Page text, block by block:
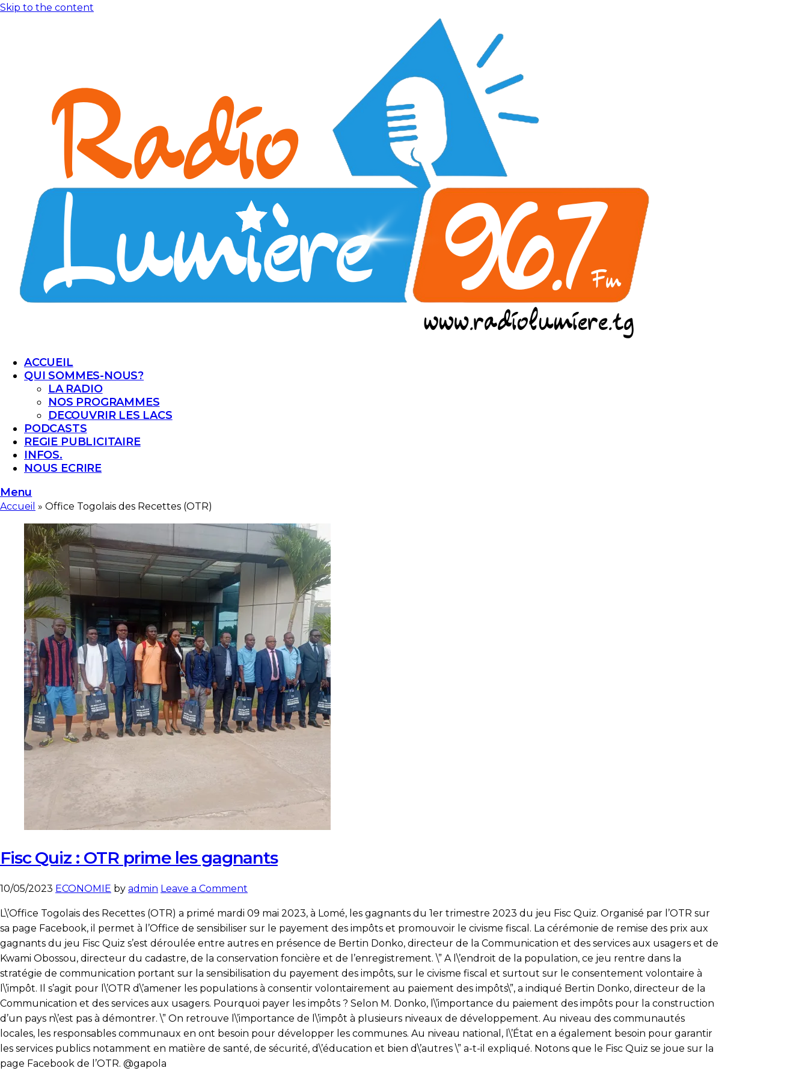
Skip to the content
ACCUEIL
QUI SOMMES-NOUS?
LA RADIO
NOS PROGRAMMES
DECOUVRIR LES LACS
PODCASTS
REGIE PUBLICITAIRE
INFOS.
NOUS ECRIRE
Menu
Accueil » Office Togolais des Recettes (OTR)
Fisc Quiz : OTR prime les gagnants
10/05/2023 ECONOMIE by admin Leave a Comment
Quiz
OTR
prime
les
gagnants
L\’Office Togolais des Recettes (OTR) a primé mardi 09 mai 2023, à Lomé, les gagnants du 1er trimestre 2023 du jeu Fisc Quiz. Organisé par l’OTR sur
sa page Facebook, il permet à l’Office de sensibiliser sur le payement des impôts et promouvoir le civisme fiscal. La cérémonie de remise des prix aux
gagnants du jeu Fisc Quiz s’est déroulée entre autres en présence de Bertin Donko, directeur de la Communication et des services aux usagers et de
Kwami Obossou, directeur du cadastre, de la conservation foncière et de l’enregistrement. \” A l\’endroit de la population, ce jeu rentre dans la
stratégie de communication portant sur la sensibilisation du payement des impôts, sur le civisme fiscal et surtout sur le consentement volontaire à
l\’impôt. Il s’agit pour l\’OTR d\’amener les populations à consentir volontairement au paiement des impôts\”, a indiqué Bertin Donko, directeur de la
Communication et des services aux usagers. Pourquoi payer les impôts ? Selon M. Donko, l\’importance du paiement des impôts pour la construction
d’un pays n\’est pas à démontrer. \” On retrouve l\’importance de l\’impôt à plusieurs niveaux de développement. Au niveau des communautés
locales, les responsables communaux en ont besoin pour développer les communes. Au niveau national, l\’État en a également besoin pour garantir
les services publics notamment en matière de santé, de sécurité, d\’éducation et bien d\’autres \” a-t-il expliqué. Notons que le Fisc Quiz se joue sur la
page Facebook de l’OTR. @gapola